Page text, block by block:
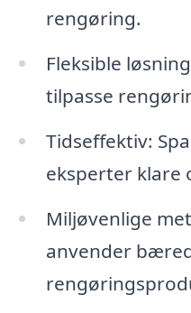
rengøring.
Fleksible
tilpasse
Tidseffektiv:
eksperter klare
Miljøvenlige
anvender